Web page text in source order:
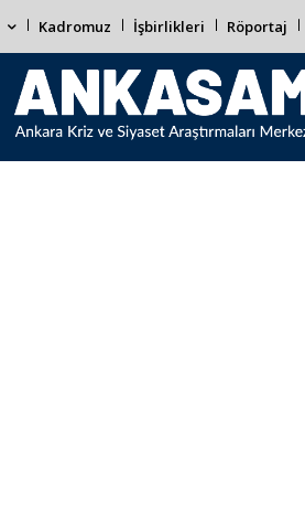
Kadromuz İşbirlikleri Röportaj